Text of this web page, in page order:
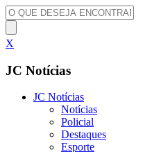
X
JC Notícias
JC Notícias
Notícias
Policial
Destaques
Esporte